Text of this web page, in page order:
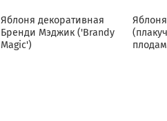
Яблоня декоративная
Бренди Мэджик ('Brandy
Magic')